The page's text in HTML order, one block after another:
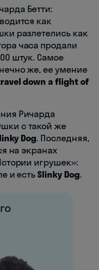
Бетти:
как
разлетелись как
часа продали
штук. Самое
же, ее умение
down a flight of
Ричарда
с такой же
Dog. Последняя,
на экранах
игрушек»:
и естьSlinky Dog.